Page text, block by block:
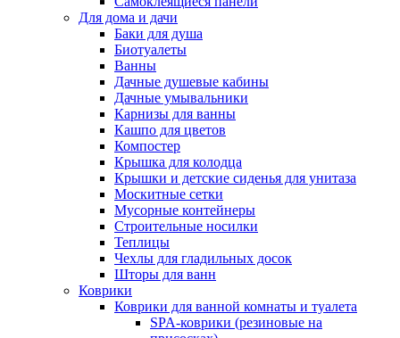
Для дома и дачи
Баки для душа
Биотуалеты
Ванны
Дачные душевые кабины
Дачные умывальники
Карнизы для ванны
Кашпо для цветов
Компостер
Крышка для колодца
Крышки и детские сиденья для унитаза
Москитные сетки
Мусорные контейнеры
Строительные носилки
Теплицы
Чехлы для гладильных досок
Шторы для ванн
Коврики
Коврики для ванной комнаты и туалета
SPA-коврики (резиновые на